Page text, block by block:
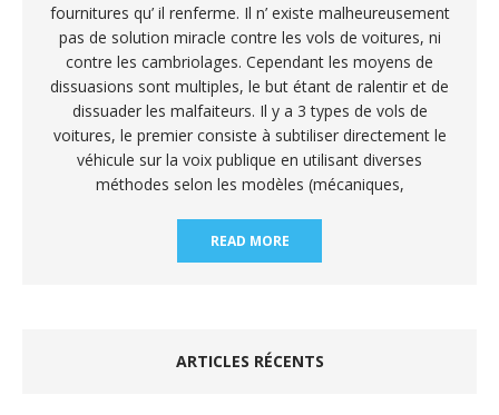
fournitures qu’ il renferme. Il n’ existe malheureusement
pas de solution miracle contre les vols de voitures, ni
contre les cambriolages. Cependant les moyens de
dissuasions sont multiples, le but étant de ralentir et de
dissuader les malfaiteurs. Il y a 3 types de vols de
voitures, le premier consiste à subtiliser directement le
véhicule sur la voix publique en utilisant diverses
méthodes selon les modèles (mécaniques,
READ MORE
ARTICLES RÉCENTS